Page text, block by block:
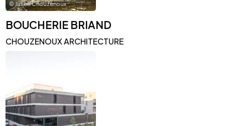
© Julien Chouzenoux
BOUCHERIE BRIAND
CHOUZENOUX ARCHITECTURE